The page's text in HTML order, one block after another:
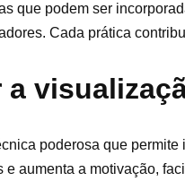
que podem ser
Cada prática
a
poderosa que
e aumenta a motivação,